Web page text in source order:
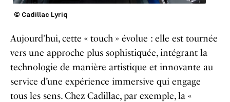
© Cadillac Lyriq
Aujourd’hui, cette « touch » évolue : elle est tournée
vers une approche plus sophistiquée, intégrant la
technologie de manière artistique et innovante au
service d’une expérience immersive qui engage
tous les sens. Chez Cadillac, par exemple, la «